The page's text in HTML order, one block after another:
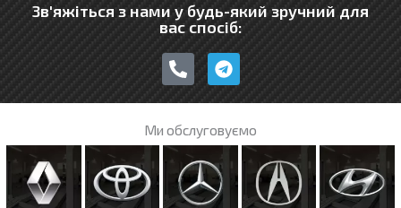
Зв'яжіться з нами у будь-який зручний для
вас спосіб:
P
o
n
-
a
l
t
e
l
r
a
m
Ми обслуговуємо